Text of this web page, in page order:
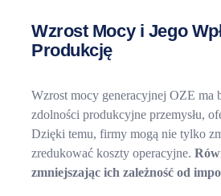
Wzrost Mocy i Jego
Produkcję
Wzrost mocy generacyjnej OZE ma
zdolności produkcyjne przemysłu,
Dzięki temu, firmy mogą nie tylko
zredukować koszty operacyjne.
zmniejszając ich zależność od